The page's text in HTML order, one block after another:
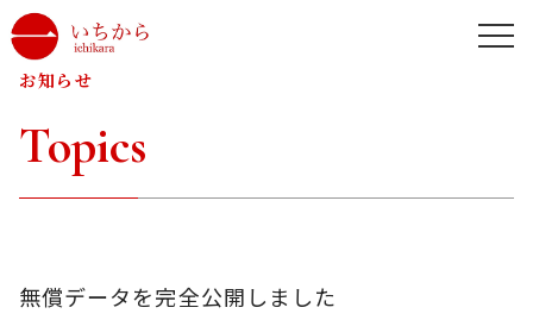
お知らせ
Topics
無償データを完全公開しました